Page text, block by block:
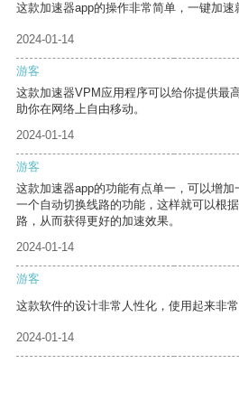
这款加速器app的操作非常简单，一键加速
2024-01-14
游客
这款加速器VPM应用程序可以给你提供最
助你在网络上自由移动。
2024-01-14
游客
这款加速器app的功能有点单一，可以增
一个自动切换线路的功能，这样就可以根
路，从而获得更好的加速效果。
2024-01-14
游客
这款软件的设计非常人性化，使用起来非常
2024-01-14